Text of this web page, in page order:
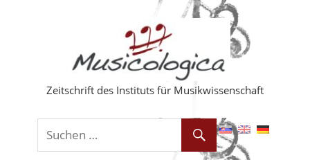
Zeitschrift des Instituts für Musikwissenschaft